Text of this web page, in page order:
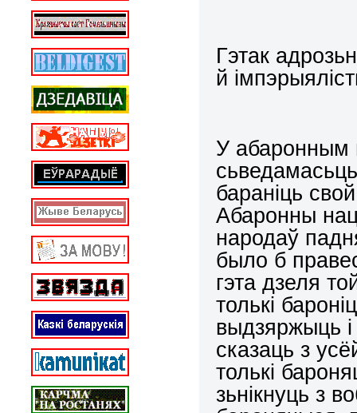
Гэтак
й
У абаронным
баранiць
Абаронны
народаў
было б
гэта дзеля
толькi
выдзяржыць
сказаць з
толькi
зьнiкнуць з